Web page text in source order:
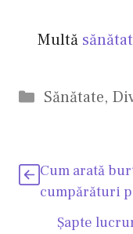
Multă
Categorii
Sănătate,
Cum arată
cumpărături
Şapte